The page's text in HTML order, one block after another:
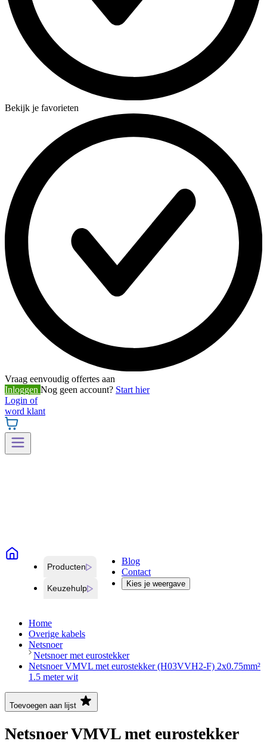
Bekijk je favorieten
Vraag eenvoudig offertes aan
Inloggen Nog geen account? Start hier
Login of
word klant
Producten
Keuzehulp
Blog
Contact
Kies je weergave
Home
Overige kabels
Netsnoer
Netsnoer met eurostekker
Netsnoer VMVL met eurostekker (H03VVH2-F) 2x0.75mm²
1.5 meter wit
Toevoegen aan lijst
Netsnoer VMVL met eurostekker